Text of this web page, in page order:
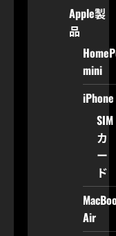
Apple製
品
mini
iPhone
SIM
カ
ー
ド
Air